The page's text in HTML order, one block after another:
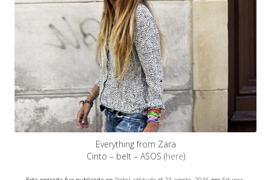
Everything from Zara
Cinto – belt – ASOS (here)